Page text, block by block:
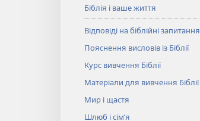
Біблія і ваше життя
Відповіді на біблійні запитання
Пояснення висловів із Біблії
Курс вивчення Біблії
Матеріали для вивчення Біблії
Мир і щастя
Шлюб і сім’я